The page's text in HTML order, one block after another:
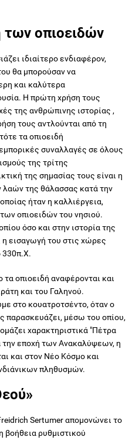
των οπιοειδών
ιδιαίτερο ενδιαφέρον,
θα μπορούσαν να
και καλύτερα
Η πρώτη χρήση τους
της ανθρώπινης ιστορίας ,
τους αντλούνται από τη
τα οπιοειδή
συναλλαγές σε όλους
της τρίτης
της σημασίας τους είναι η
λαών της θάλασσας κατά την
ήταν η καλλιέργεια,
οπιοειδών του νησιού.
όσο και στην ιστορία της
η εισαγωγή του στις χώρες
330π.Χ.
τα οπιοειδή αναφέρονται και
και του Γαληνού.
στο κουατροτσέντο, όταν ο
παρασκευάζει, μέσω του οπίου,
χαρακτηριστικά "Πέτρα
εποχή των Ανακαλύψεων, η
και στον Νέο Κόσμο και
πληθυσμών.
Sertumer απομονώνει το
βοήθεια ρυθμιστικού